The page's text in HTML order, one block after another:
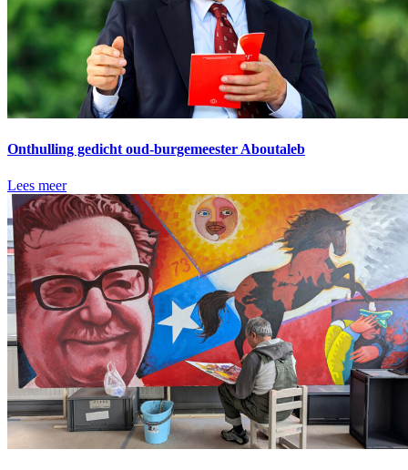
Onthulling gedicht oud-burgemeester Aboutaleb
Lees meer